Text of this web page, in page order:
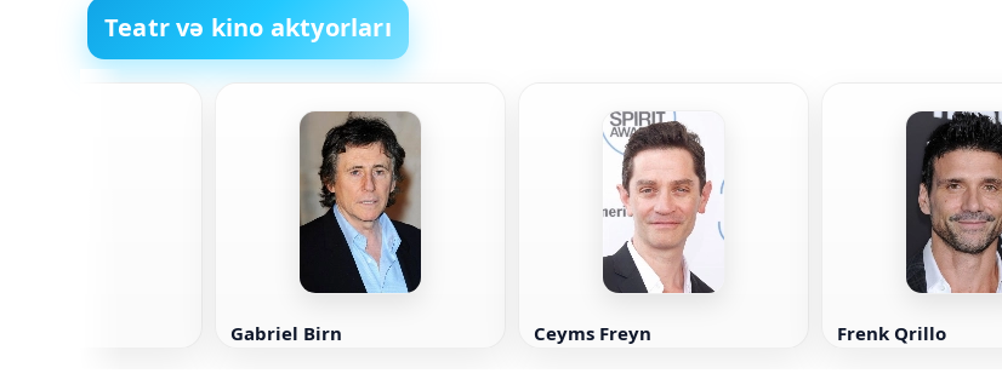
Teatr və kino aktyorları
Gabriel Birn Ceyms Freyn Frenk Qrillo